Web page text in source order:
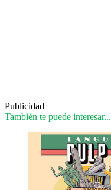
Publicidad
También te puede interesar...